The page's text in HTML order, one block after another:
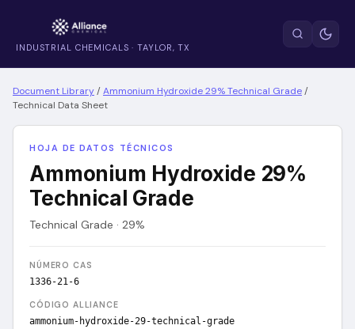
INDUSTRIAL CHEMICALS · TAYLOR, TX
Document Library/Ammonium Hydroxide 29% Technical Grade/
Technical Data Sheet
HOJA DE DATOS TÉCNICOS
Ammonium Hydroxide 29%
Technical Grade
Technical Grade · 29%
NÚMERO CAS
1336-21-6
CÓDIGO ALLIANCE
ammonium-hydroxide-29-technical-grade